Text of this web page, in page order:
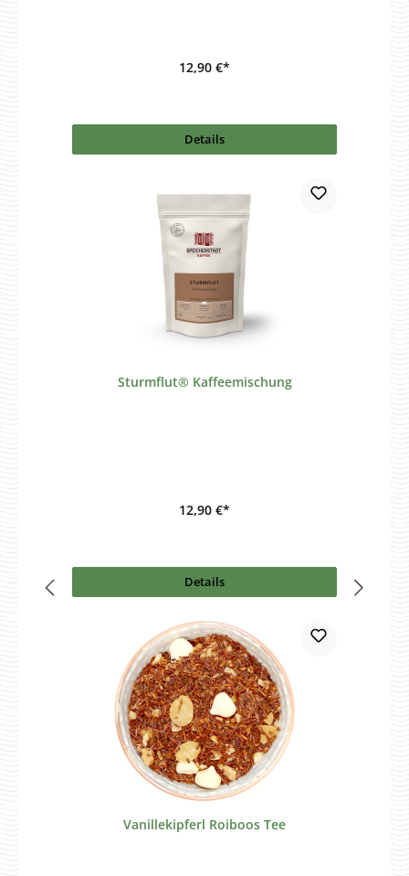
12,90 €*
Details
Sturmflut® Kaffeemischung
12,90 €*
Details
Vanillekipferl Roiboos Tee